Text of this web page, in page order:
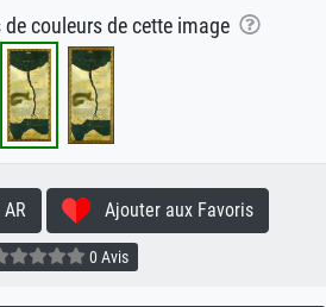
couleurs de cette image
Ajouter aux Favoris
0 Avis